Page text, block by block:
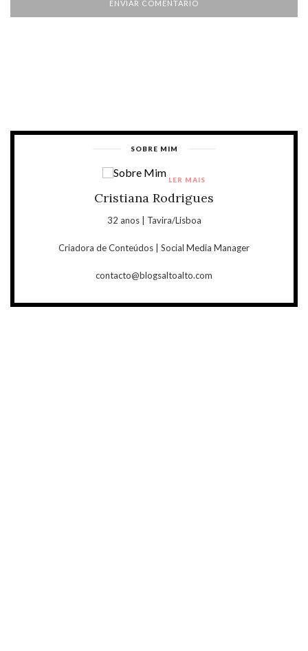
SOBRE MIM
Cristiana Rodrigues
32 anos | Tavira/Lisboa
Criadora de Conteúdos | Social Media Manager
contacto@blogsaltoalto.com
LER MAIS